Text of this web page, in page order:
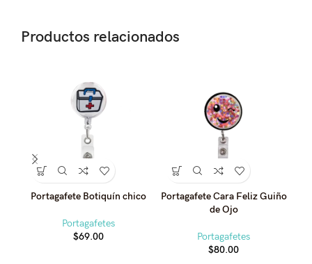
Productos relacionados
Portagafete Botiquín chico
Portagafetes
$69.00
Portagafete Cara Feliz Guiño
de Ojo
Portagafetes
$80.00